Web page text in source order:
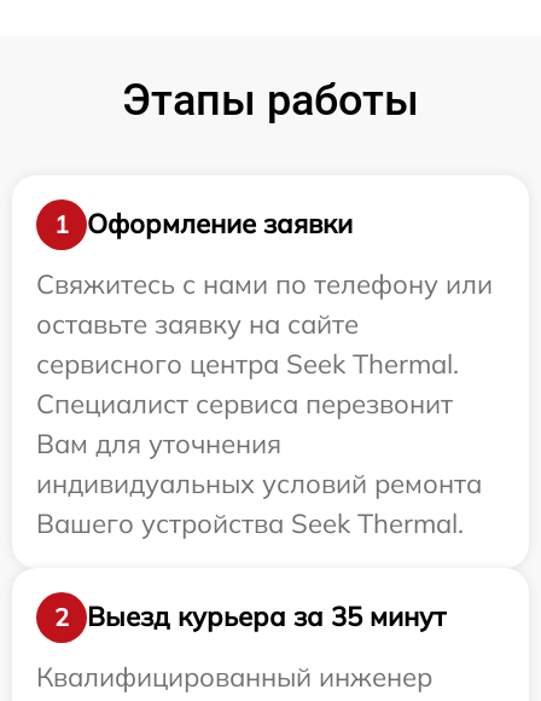
Этапы работы
1
Оформление заявки
Свяжитесь с нами по телефону или
оставьте заявку на сайте
сервисного центра Seek Thermal.
Специалист сервиса перезвонит
Вам для уточнения
индивидуальных условий ремонта
Вашего устройства Seek Thermal.
2
Выезд курьера за 35 минут
Квалифицированный инженер